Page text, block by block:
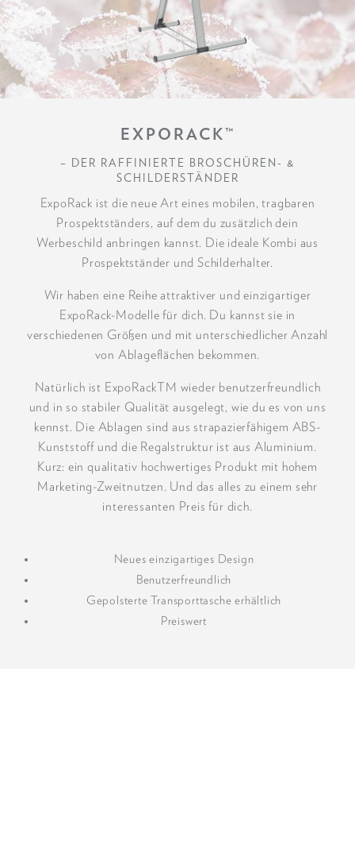
EXPORACK™
– DER RAFFINIERTE BROSCHÜREN- &
SCHILDERSTÄNDER
ExpoRack ist die neue Art eines mobilen, tragbaren
Prospektständers, auf dem du zusätzlich dein
Werbeschild anbringen kannst. Die ideale Kombi aus
Prospektständer und Schilderhalter.
Wir haben eine Reihe attraktiver und einzigartiger
ExpoRack-Modelle für dich. Du kannst sie in
verschiedenen Größen und mit unterschiedlicher Anzahl
von Ablageflächen bekommen.
Natürlich ist ExpoRackTM wieder benutzerfreundlich
und in so stabiler Qualität ausgelegt, wie du es von uns
kennst. Die Ablagen sind aus strapazierfähigem ABS-
Kunststoff und die Regalstruktur ist aus Aluminium.
Kurz: ein qualitativ hochwertiges Produkt mit hohem
Marketing-Zweitnutzen. Und das alles zu einem sehr
interessanten Preis für dich.
Neues einzigartiges Design
Benutzerfreundlich
Gepolsterte Transporttasche erhältlich
Preiswert